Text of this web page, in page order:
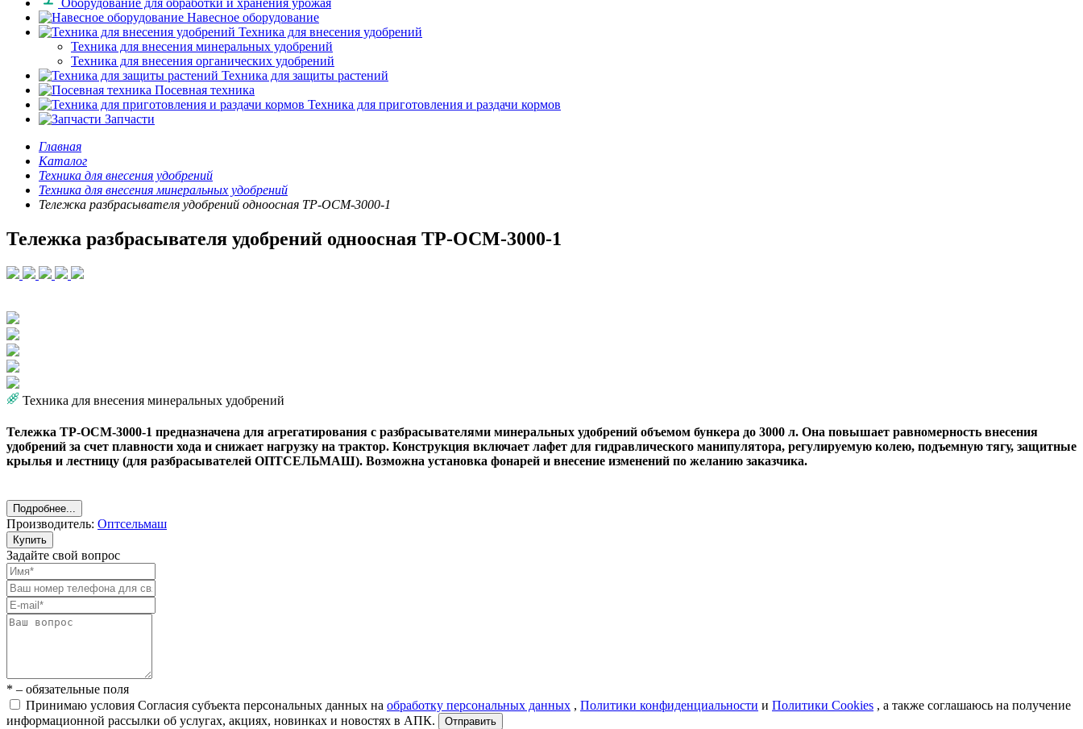
Оборудование для обработки и хранения урожая
Навесное оборудование
Техника для внесения удобрений
Техника для внесения минеральных удобрений
Техника для внесения органических удобрений
Техника для защиты растений
Посевная техника
Техника для приготовления и раздачи кормов
Запчасти
Главная
Каталог
Техника для внесения удобрений
Техника для внесения минеральных удобрений
Тележка разбрасывателя удобрений одноосная ТР-ОСМ-3000-1
Тележка разбрасывателя удобрений одноосная ТР-ОСМ-3000-1
Техника для внесения минеральных удобрений
Тележка ТР-ОСМ-3000-1 предназначена для агрегатирования с разбрасывателями минеральных удобрений объемом бункера до 3000 л. Она повышает равномерность внесения
удобрений за счет плавности хода и снижает нагрузку на трактор. Конструкция включает лафет для гидравлического манипулятора, регулируемую колею, подъемную тягу, защитные
крылья и лестницу (для разбрасывателей ОПТСЕЛЬМАШ). Возможна установка фонарей и внесение изменений по желанию заказчика.
Подробнее...
Производитель: Оптсельмаш
Купить
Задайте свой вопрос
* – обязательные поля
Принимаю условия Согласия субъекта персональных данных на обработку персональных данных , Политики конфиденциальности и Политики Cookies , а также соглашаюсь на получение
информационной рассылки об услугах, акциях, новинках и новостях в АПК.
Отправить